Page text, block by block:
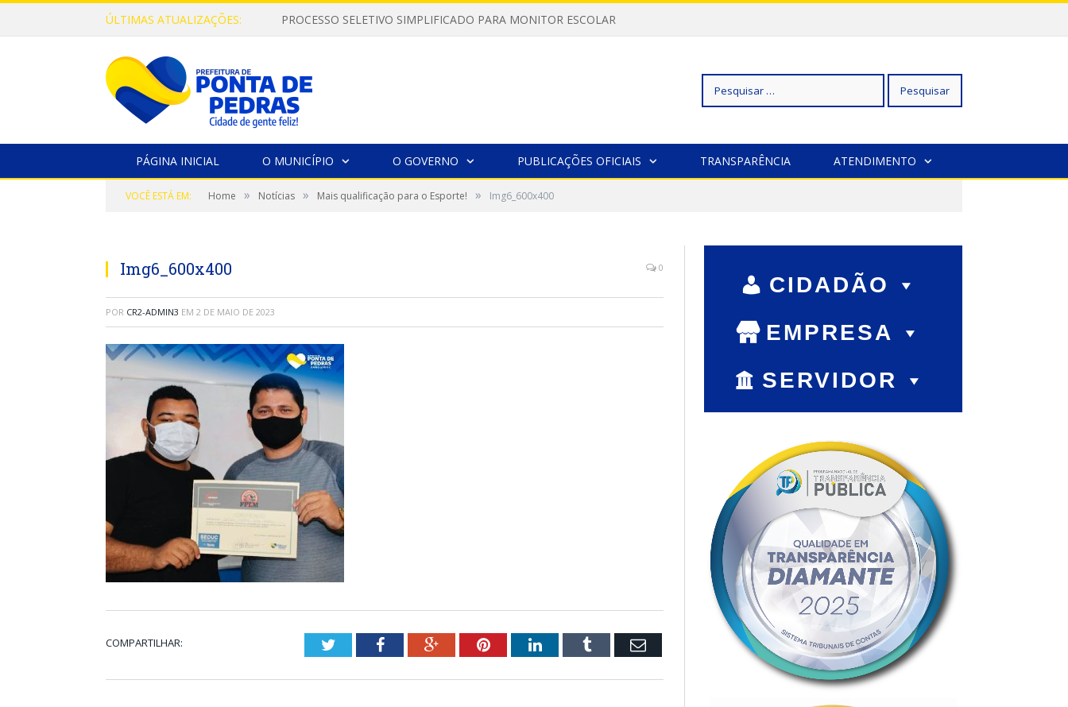
ÚLTIMAS ATUALIZAÇÕES: PROCESSO SELETIVO SIMPLIFICADO PARA MONITOR ESCOLAR
Pesquisar
PÁGINA INICIAL O MUNICÍPIO O GOVERNO PUBLICAÇÕES OFICIAIS TRANSPARÊNCIA ATENDIMENTO
VOCÊ ESTÁ EM: Home » Notícias » Mais qualificação para o Esporte! » Img6_600x400
Img6_600x400 0
POR CR2-ADMIN3 EM 2 DE MAIO DE 2023
COMPARTILHAR: TwitterFacebookGoogle+PinterestLinkedInTumblr Email
CIDADÃO
EMPRESA
SERVIDOR